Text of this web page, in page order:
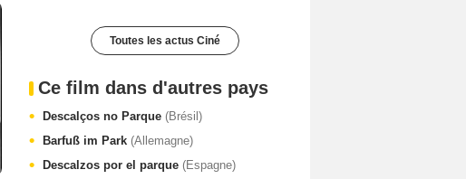
Toutes les actus Ciné
Ce film dans d'autres pays
Descalços no Parque (Brésil)
Barfuß im Park (Allemagne)
Descalzos por el parque (Espagne)